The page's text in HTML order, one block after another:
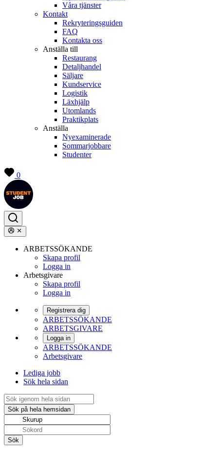
Våra tjänster
Kontakt
Rekryteringsguiden
FAQ
Kontakta oss
Anställa till
Restaurang
Detaljhandel
Säljare
Kundservice
Logistik
Läxhjälp
Utomlands
Praktikplats
Anställa
Nyexaminerade
Sommarjobbare
Studenter
0
ARBETSSÖKANDE
Skapa profil
Logga in
Arbetsgivare
Skapa profil
Logga in
Registrera dig
ARBETSSÖKANDE
ARBETSGIVARE
Logga in
ARBETSSÖKANDE
Arbetsgivare
Lediga jobb
Sök hela sidan